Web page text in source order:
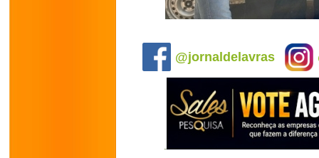
@jornaldelavras